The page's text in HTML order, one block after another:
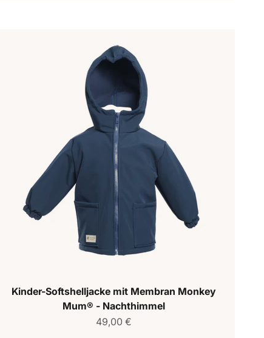
Kinder-Softshelljacke mit Membran Monkey
Mum® - Nachthimmel
Verkaufspreis
49,00 €